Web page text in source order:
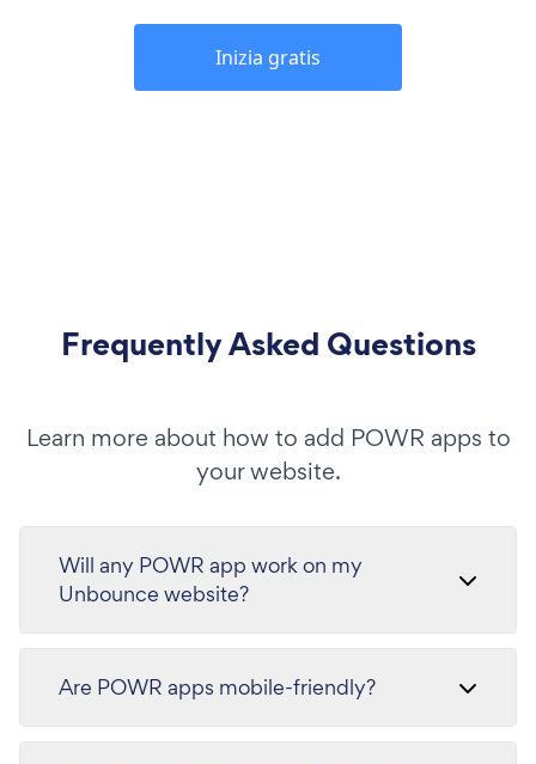
Inizia gratis
Frequently Asked Questions
Learn more about how to add POWR apps to
your website.
Will any POWR app work on my
Unbounce website?
Are POWR apps mobile-friendly?